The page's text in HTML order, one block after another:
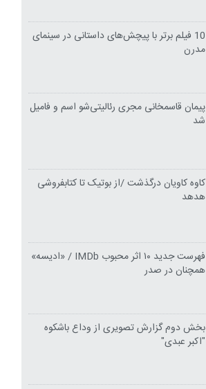
10 فیلم برتر با پیچش‌های داستانی در سینمای
مدرن
پیمان قاسمخانی مجری رئالیتی‌شو اسم و فامیل
شد
کاوه کاویان درگذشت /از بوتیک تا کتابفروشی
هدهد
فهرست جدید ۱۰ اثر محبوب IMDb / «ادیسه»
همچنان در صدر
بخش دوم گزارش تصویری از وداع باشکوه
"اکبر عبدی"